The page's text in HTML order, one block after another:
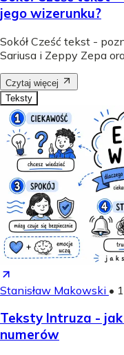
jego wizerunku?
Sokół Cześć tekst -
Sariusa i Zeppy Zepa
Czytaj więcej
Teksty
Stanisław Makowski •
Teksty Intruza -
numerów